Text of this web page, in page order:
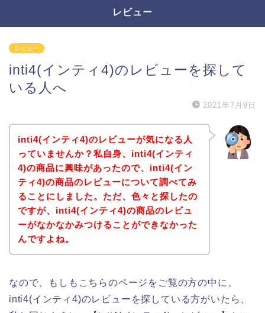
レビュー
レビュー
inti4(インティ4)のレビューを探して
いる人へ
2021年7月9日
inti4(インティ4)のレビューが気になる人
っていませんか？私自身、inti4(インティ
4)の商品に興味があったので、inti4(イン
ティ4)の商品のレビューについて調べてみ
ることにしました。ただ、色々と探したの
ですが、inti4(インティ4)の商品のレビュ
ーがなかなかみつけることができなかった
んですよね。
なので、もしもこちらのページをご覧の方の中に、
inti4(インティ4)のレビューを探している方がいたら、